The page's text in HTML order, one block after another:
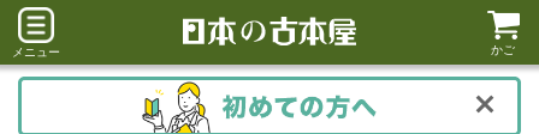
メニュー かご